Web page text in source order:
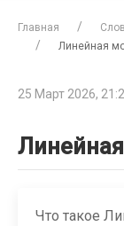
Главная
Линейная
25 Март 2026,
Что такое